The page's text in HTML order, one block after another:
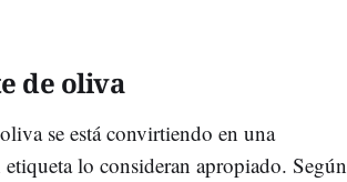
de oliva
se está convirtiendo en una
lo consideran apropiado. Según